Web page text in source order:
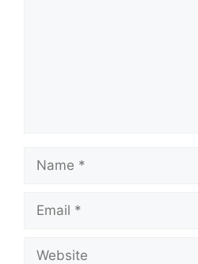
Name
Email
Website